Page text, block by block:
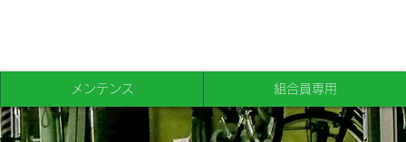
メンテンス 組合員専用